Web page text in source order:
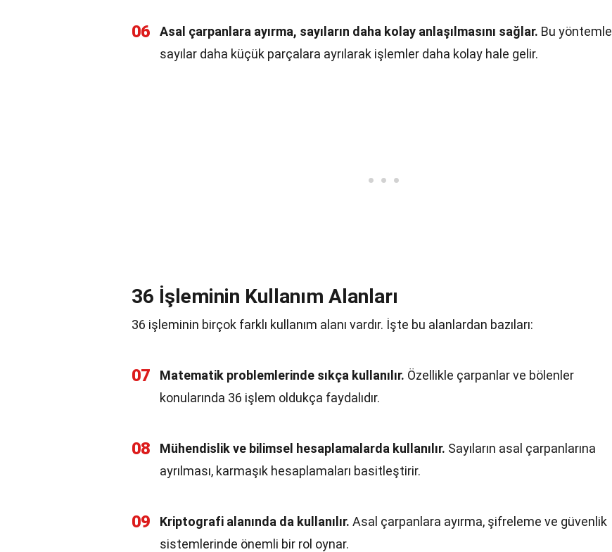
06 Asal çarpanlara ayırma, sayıların daha kolay anlaşılmasını sağlar. Bu yöntemle
sayılar daha küçük parçalara ayrılarak işlemler daha kolay hale gelir.
36 İşleminin Kullanım Alanları
36 işleminin birçok farklı kullanım alanı vardır. İşte bu alanlardan bazıları:
07 Matematik problemlerinde sıkça kullanılır. Özellikle çarpanlar ve bölenler
konularında 36 işlem oldukça faydalıdır.
08 Mühendislik ve bilimsel hesaplamalarda kullanılır. Sayıların asal çarpanlarına
ayrılması, karmaşık hesaplamaları basitleştirir.
09 Kriptografi alanında da kullanılır. Asal çarpanlara ayırma, şifreleme ve güvenlik
sistemlerinde önemli bir rol oynar.